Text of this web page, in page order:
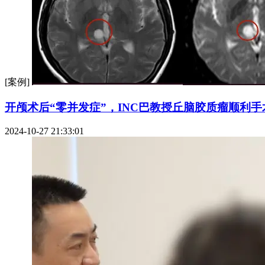
[案例]
开颅术后“零并发症”，INC巴教授丘脑胶质瘤顺利手
2024-10-27 21:33:01